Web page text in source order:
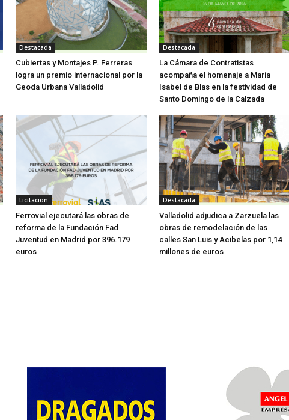
Destacada
Cubiertas y Montajes P. Ferreras
logra un premio internacional por la
Geoda Urbana Valladolid
Destacada
La Cámara de Contratistas
acompaña el homenaje a María
Isabel de Blas en la festividad de
Santo Domingo de la Calzada
Licitacion
Ferrovial ejecutará las obras de
reforma de la Fundación Fad
Juventud en Madrid por 396.179
euros
Destacada
Valladolid adjudica a Zarzuela las
obras de remodelación de las
calles San Luis y Acibelas por 1,14
millones de euros